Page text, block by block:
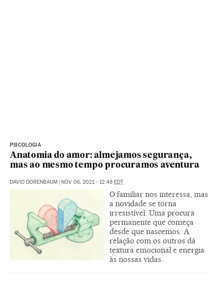
PSICOLOGIA
Anatomia do amor: almejamos segurança,
mas ao mesmo tempo procuramos aventura
DAVID DORENBAUM NOV 06, 2021 - 12:48 EDT
O familiar nos interessa, mas
a novidade se torna
irresistível. Uma procura
permanente que começa
desde que nascemos. A
relação com os outros dá
textura emocional e energia
às nossas vidas.